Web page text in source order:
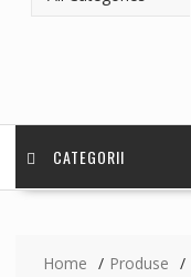
CATEGORII
Home Produse